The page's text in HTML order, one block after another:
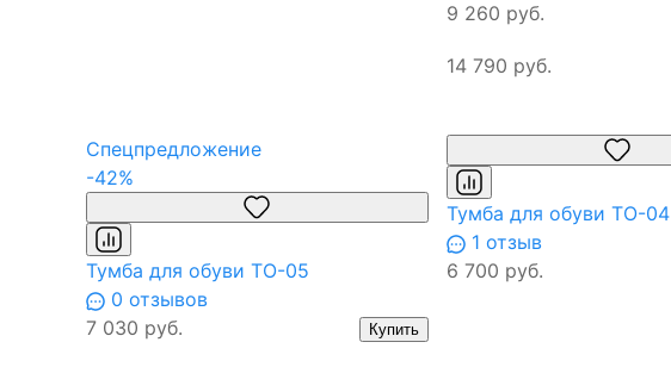
9 260 руб.
14 790 руб.
Спецпредложение
-42%
Тумба для обуви ТО-05
0 отзывов
7 030 руб.
Купить
Тумба для обуви ТО-04
1 отзыв
6 700 руб.